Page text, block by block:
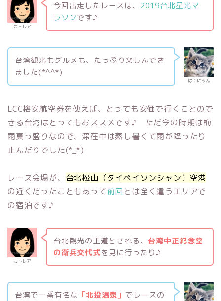
カトレア
今回出走したレースは、 2019台北星光マ
ラソンです♪
はてにゃん
台湾観光もグルメも、たっぷり楽しんでき
ました(*^^*)
LCC格安航空券を使えば、とっても安価で行くことので
きる台湾はとってもおススメです♪ ただ今の時期は梅
雨真っ盛りなので、滞在中は蒸し暑くて雨が降ったり
止んだりでした(*_*)
レース会場が、 台北松山（タイペイソンシャン）空港
の近くだったこともあって前回 とは全く違うエリアで
の宿泊です♪
カトレア
台北観光の王道とされる、 台湾中正紀念堂
の衛兵交代式を見に行ったり♪
台湾で一番有名な 「北投温泉」 でレースの